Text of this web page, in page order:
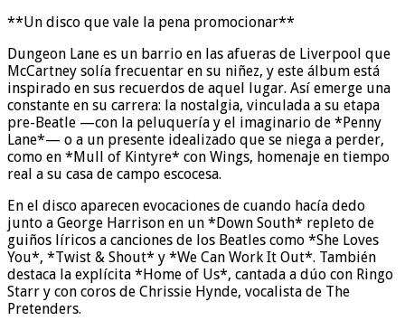
**Un disco que vale la pena promocionar**
Dungeon Lane es un barrio en las afueras de Liverpool que
McCartney solía frecuentar en su niñez, y este álbum está
inspirado en sus recuerdos de aquel lugar. Así emerge una
constante en su carrera: la nostalgia, vinculada a su etapa
pre-Beatle —con la peluquería y el imaginario de *Penny
Lane*— o a un presente idealizado que se niega a perder,
como en *Mull of Kintyre* con Wings, homenaje en tiempo
real a su casa de campo escocesa.
En el disco aparecen evocaciones de cuando hacía dedo
junto a George Harrison en un *Down South* repleto de
guiños líricos a canciones de los Beatles como *She Loves
You*, *Twist & Shout* y *We Can Work It Out*. También
destaca la explícita *Home of Us*, cantada a dúo con Ringo
Starr y con coros de Chrissie Hynde, vocalista de The
Pretenders.